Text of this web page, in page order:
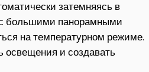
затемняясь в
большими панорамными
на температурном режиме.
освещения и создавать